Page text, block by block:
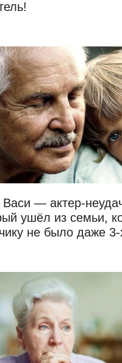
— актер-
ушёл из семьи,
не было даже 3-